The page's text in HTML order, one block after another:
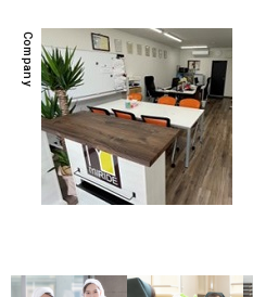
C
o
m
p
a
n
y